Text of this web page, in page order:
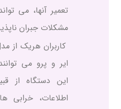
تعمیر آنها، می
مشکلات جبران
کاربران هریک از
ایر و پرو می
این دستگاه از
اطلاعات، خرابی